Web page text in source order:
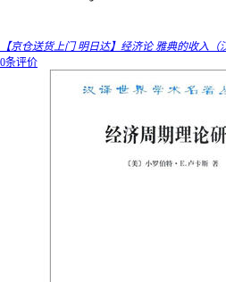
【京仓送货上门 明日达】经济论 雅典的收入
0条评价